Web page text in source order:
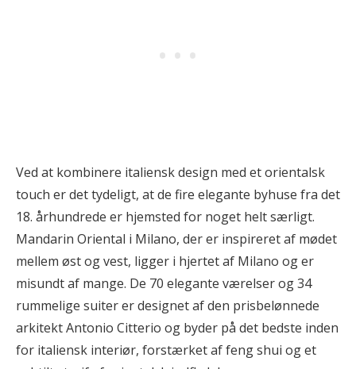
Ved at kombinere italiensk design med et orientalsk
touch er det tydeligt, at de fire elegante byhuse fra det
18. århundrede er hjemsted for noget helt særligt.
Mandarin Oriental i Milano, der er inspireret af mødet
mellem øst og vest, ligger i hjertet af Milano og er
misundt af mange. De 70 elegante værelser og 34
rummelige suiter er designet af den prisbelønnede
arkitekt Antonio Citterio og byder på det bedste inden
for italiensk interiør, forstærket af feng shui og et